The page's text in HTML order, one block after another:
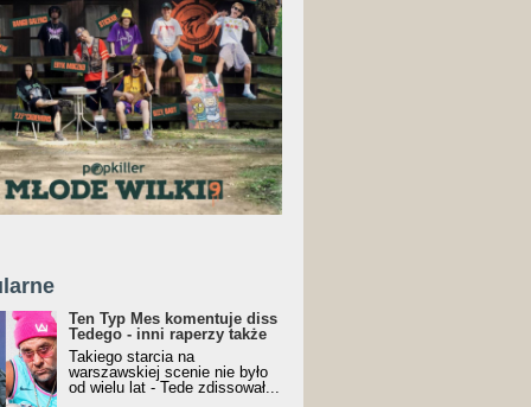
Ten Typ Mes komentuje diss
Tedego - inni raperzy także
Takiego starcia na
warszawskiej scenie nie było
od wielu lat - Tede zdissował...